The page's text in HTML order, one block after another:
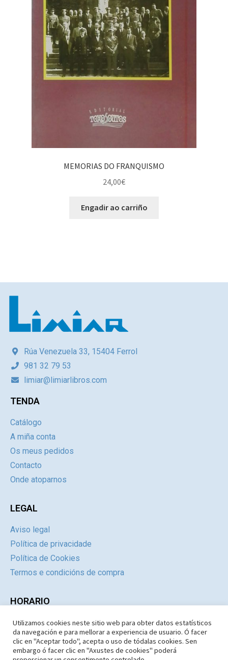
MEMORIAS DO FRANQUISMO
24,00€
Engadir ao carriño
Rúa Venezuela 33, 15404 Ferrol
981 32 79 53
limiar@limiarlibros.com
TENDA
Catálogo
A miña conta
Os meus pedidos
Contacto
Onde atoparnos
LEGAL
Aviso legal
Política de privacidade
Política de Cookies
Termos e condicións de compra
HORARIO
Día Mañás
Tardes
Luns a Xoves
09:30 – 14.30
Pechado
Venres e Sábados
09:30 – 14:30
Utilizamos cookies neste sitio web para obter datos estatísticos
da navegación e para mellorar a experiencia de usuario. Ó facer
clic en "Aceptar todo", acepta o uso de tódalas cookies. Sen
embargo ó facer clic en "Axustes de cookies" poderá